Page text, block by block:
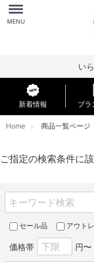
Menu
MENU
い
新着情報 ブラ
Home 商品一覧ページ
ご指定の検索条件に
セール品 アウト
価格帯 円〜